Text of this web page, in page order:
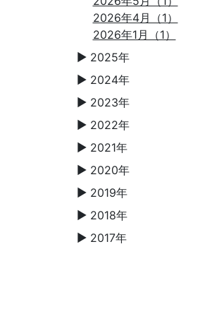
2026年4月（1）
2026年1月（1）
▼ 2025年
▼ 2024年
▼ 2023年
▼ 2022年
▼ 2021年
▼ 2020年
▼ 2019年
▼ 2018年
▼ 2017年